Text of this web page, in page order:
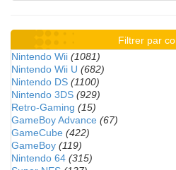
Filtrer par
Nintendo Wii (1081)
Nintendo Wii U (682)
Nintendo DS (1100)
Nintendo 3DS (929)
Retro-Gaming (15)
GameBoy Advance (67)
GameCube (422)
GameBoy (119)
Nintendo 64 (315)